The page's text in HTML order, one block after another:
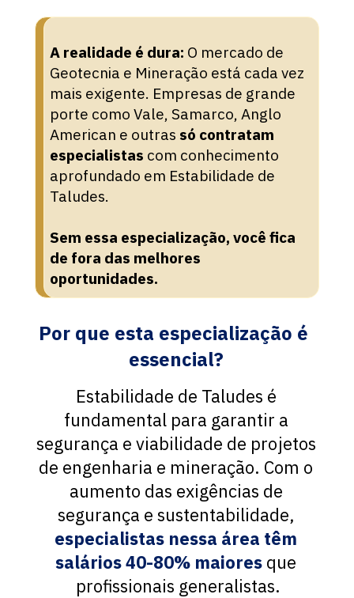
A realidade é dura: O mercado de
Geotecnia e Mineração está cada vez
mais exigente. Empresas de grande
porte como Vale, Samarco, Anglo
American e outras só contratam
especialistas com conhecimento
aprofundado em Estabilidade de
Taludes.
Sem essa especialização, você fica
de fora das melhores
oportunidades.
Por que esta especialização é
essencial?
Estabilidade de Taludes é
fundamental para garantir a
segurança e viabilidade de projetos
de engenharia e mineração. Com o
aumento das exigências de
especialistas nessa área têm
salários 40-80% maiores que
profissionais generalistas.